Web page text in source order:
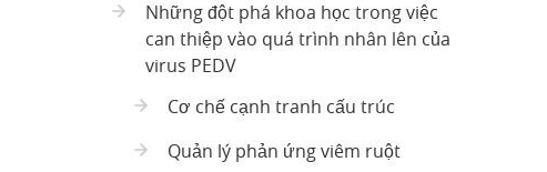
Những đột phá khoa học trong việc
can thiệp vào quá trình nhân lên của
virus PEDV
Cơ chế cạnh tranh cấu trúc
Quản lý phản ứng viêm ruột